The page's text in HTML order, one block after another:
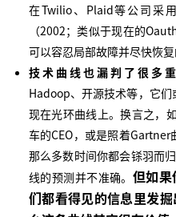
在Twilio、Plaid等公司采
（2002；类似于现在的
可以容忍局部故障并尽快恢复
技术曲线也漏判了很多
Hadoop、开源技术等，它
现在光环曲线上。换言之，
车的CEO，或是照着Gartner
那么多数时间你都会铩羽而
线的预测并不准确。 但如果
们都看得见的信息里发